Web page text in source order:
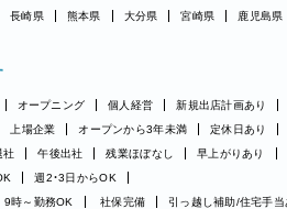
長崎県 熊本県 大分県 宮崎県 鹿児島県
オープニング 個人経営 新規出店計画あり
上場企業 オープンから3年未満 定休日あり
社 午後出社 残業ほぼなし 早上がりあり
週2・3日からOK
9時～勤務OK 社保完備 引っ越し補助/住宅手当